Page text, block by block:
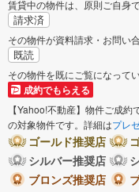
賃貸中の物件は、原則ご自身
請求済
その物件が資料請求・お問い
既読
その物件を既にご覧になって
成約でもらえる
【Yahoo!不動産】物件ご成
の対象物件です。詳細はプレ
ゴールド推奨店
シルバー推奨店
ブロンズ推奨店